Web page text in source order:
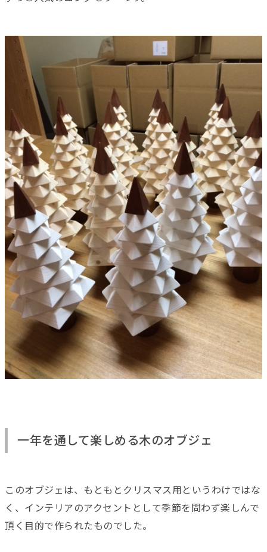
一年を通して楽しめる木のオブジェ
このオブジェは、もともとクリスマス用というわけではな
く、インテリアのアクセントとして季節を問わず楽しんで
頂く目的で作られたものでした。